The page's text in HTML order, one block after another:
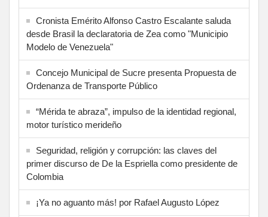
Cronista Emérito Alfonso Castro Escalante saluda
desde Brasil la declaratoria de Zea como "Municipio
Modelo de Venezuela"
Concejo Municipal de Sucre presenta Propuesta de
Ordenanza de Transporte Público
“Mérida te abraza”, impulso de la identidad regional,
motor turístico merideño
Seguridad, religión y corrupción: las claves del
primer discurso de De la Espriella como presidente de
Colombia
¡Ya no aguanto más! por Rafael Augusto López